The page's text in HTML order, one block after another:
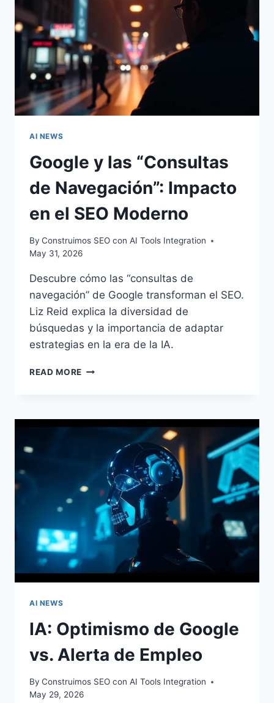
AI NEWS
Google y las “Consultas
de Navegación”: Impacto
en el SEO Moderno
By Construimos SEO con AI Tools Integration
May 31, 2026
Descubre cómo las “consultas de
navegación” de Google transforman el SEO.
Liz Reid explica la diversidad de
búsquedas y la importancia de adaptar
estrategias en la era de la IA.
READ MORE GOOGLE
DE
NAVEGACIÓN”:
IMPACTO
SEO
MODERNO
AI NEWS
IA: Optimismo de Google
vs. Alerta de Empleo
By Construimos SEO con AI Tools Integration
May 29, 2026